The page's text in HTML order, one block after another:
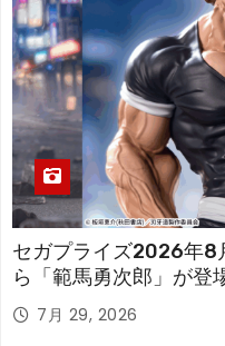
セガプライズ2026年8
ら「範馬勇次郎」が登
7月 29, 2026